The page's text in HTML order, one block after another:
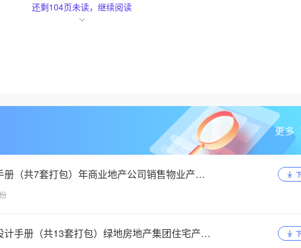
还剩104页未读， 继续阅读
（共7套打包）年商业地产公司销售物业产品
手册（共13套打包）绿地房地产集团住宅产品